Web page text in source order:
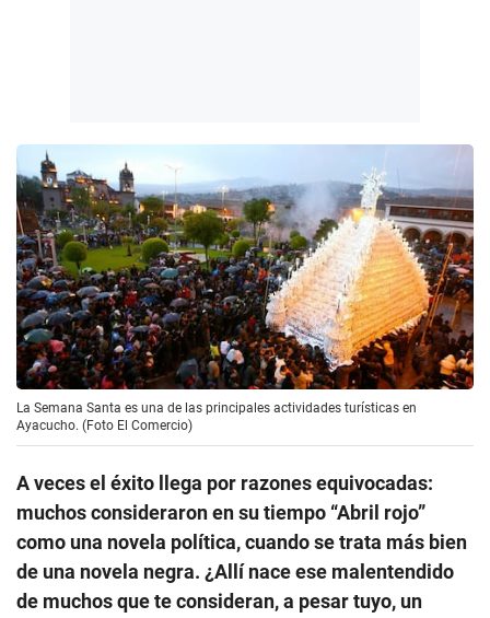
La Semana Santa es una de las principales actividades turísticas en
Ayacucho. (Foto El Comercio)
A veces el éxito llega por razones equivocadas:
muchos consideraron en su tiempo “Abril rojo”
como una novela política, cuando se trata más bien
de una novela negra. ¿Allí nace ese malentendido
de muchos que te consideran, a pesar tuyo, un